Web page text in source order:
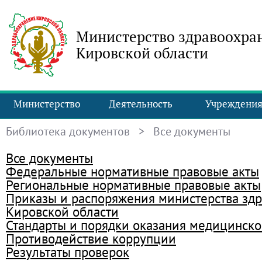
Министерство
Кировской области
Министерство Деятельность Учреждения
Библиотека документов > Все документы
Все документы
Федеральные нормативные правовые акты
Региональные нормативные правовые акты
Приказы и распоряжения министерства
Кировской области
Стандарты и порядки оказания
Противодействие коррупции
Результаты проверок